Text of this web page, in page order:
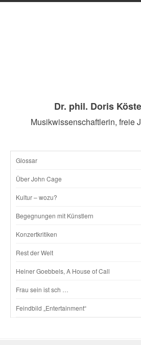
Dr. phil. Doris
Musikwissenschaftlerin, freie
SKIP
CONTENT
Glossar
Über John Cage
Kultur – wozu?
Begegnungen mit Künstlern
Konzertkritiken
Rest der Welt
Heiner Goebbels, A House of Call
Frau sein ist sch …
Feindbild „Entertainment“